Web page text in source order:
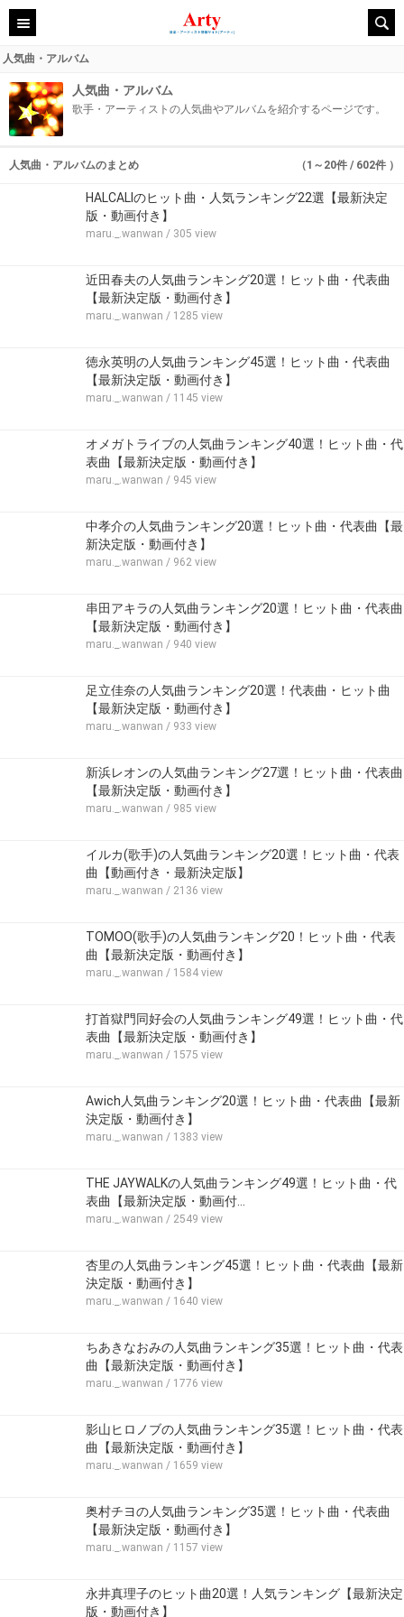
人気曲・アルバム
人気曲・アルバム
歌手・アーティストの人気曲やアルバムを紹介するページです。
人気曲・アルバムのまとめ （1～20件 / 602件 ）
HALCALIのヒット曲・人気ランキング22選【最新決定
版・動画付き】
maru._.wanwan / 305 view
近田春夫の人気曲ランキング20選！ヒット曲・代表曲
【最新決定版・動画付き】
maru._.wanwan / 1285 view
徳永英明の人気曲ランキング45選！ヒット曲・代表曲
【最新決定版・動画付き】
maru._.wanwan / 1145 view
オメガトライブの人気曲ランキング40選！ヒット曲・代
表曲【最新決定版・動画付き】
maru._.wanwan / 945 view
中孝介の人気曲ランキング20選！ヒット曲・代表曲【最
新決定版・動画付き】
maru._.wanwan / 962 view
串田アキラの人気曲ランキング20選！ヒット曲・代表曲
【最新決定版・動画付き】
maru._.wanwan / 940 view
足立佳奈の人気曲ランキング20選！代表曲・ヒット曲
【最新決定版・動画付き】
maru._.wanwan / 933 view
新浜レオンの人気曲ランキング27選！ヒット曲・代表曲
【最新決定版・動画付き】
maru._.wanwan / 985 view
イルカ(歌手)の人気曲ランキング20選！ヒット曲・代表
曲【動画付き・最新決定版】
maru._.wanwan / 2136 view
TOMOO(歌手)の人気曲ランキング20！ヒット曲・代表
曲【最新決定版・動画付き】
maru._.wanwan / 1584 view
打首獄門同好会の人気曲ランキング49選！ヒット曲・代
表曲【最新決定版・動画付き】
maru._.wanwan / 1575 view
Awich人気曲ランキング20選！ヒット曲・代表曲【最新
決定版・動画付き】
maru._.wanwan / 1383 view
THE JAYWALKの人気曲ランキング49選！ヒット曲・代
表曲【最新決定版・動画付…
maru._.wanwan / 2549 view
杏里の人気曲ランキング45選！ヒット曲・代表曲【最新
決定版・動画付き】
maru._.wanwan / 1640 view
ちあきなおみの人気曲ランキング35選！ヒット曲・代表
曲【最新決定版・動画付き】
maru._.wanwan / 1776 view
影山ヒロノブの人気曲ランキング35選！ヒット曲・代表
曲【最新決定版・動画付き】
maru._.wanwan / 1659 view
奥村チヨの人気曲ランキング35選！ヒット曲・代表曲
【最新決定版・動画付き】
maru._.wanwan / 1157 view
永井真理子のヒット曲20選！人気ランキング【最新決定
版・動画付き】